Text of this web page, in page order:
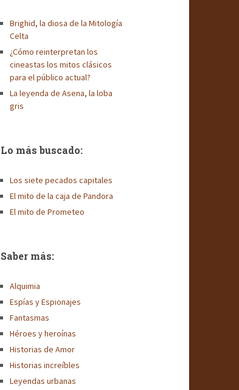
Brighid, la diosa de la Mitología
Celta
¿Cómo reinterpretan los
cineastas los mitos clásicos
para el público actual?
La leyenda de Asena, la loba
gris
Lo más buscado:
Los siete pecados capitales
El mito de la caja de Pandora
El mito de Prometeo
Saber más:
Alquimia
Espías y Espionajes
Fantasmas
Héroes y heroínas
Historias de Amor
Historias increíbles
Leyendas urbanas